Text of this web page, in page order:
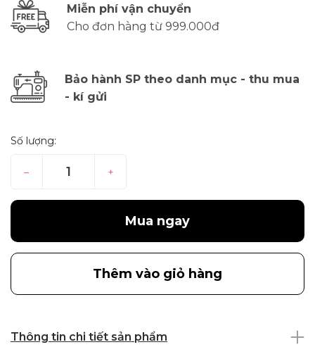
Miễn phí vận chuyển
Cho đơn hàng từ 999.000đ
Bảo hành SP theo danh mục - thu mua
- kí gửi
Số lượng:
– +
Mua ngay
Thêm vào giỏ hàng
Thông tin chi tiết sản phẩm